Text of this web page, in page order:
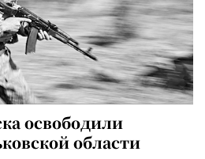
освободили
области